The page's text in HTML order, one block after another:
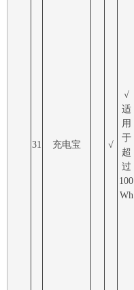
31 充电宝 √
√
适
用
于
超
过
100
Wh